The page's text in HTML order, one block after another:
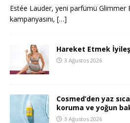
Estée Lauder, yeni parfümü Glimmer
kampanyasını, […]
Hareket Etmek
3 Ağustos 2026
Cosmed’den yaz
koruma ve yoğun
3 Ağustos 2026